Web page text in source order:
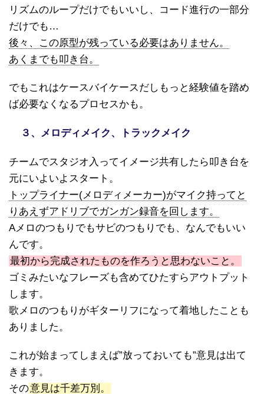
リズムのループだけでもいいし、コード進行の一部分
だけでも…
後々、この原型が残っている必要はありません。
あくまでも叩き台。
でもこれはケースバイケースだしもっと経験値を踏め
ば必要なくなるプロセスかも。
３、メロディメイク、トラックメイク
チームでスタジオ入ってイメージ共有したら叩き台を
元にいよいよスタート。
トップライナー(メロディメーカー)がマイク持ってと
りあえずアドリブでガンガン録音を回します。
Aメロのつもりでもサビのつもりでも、なんでもいい
んです。
最初から完成されたものを作ろうと思わないこと。
ゴミみたいなフレーズも含めてひたすらアウトプット
します。
歌メロのつもりがギターリフになって着地したことも
ありました。
これが始まってしまえば”放っておいても”意見は出て
きます。
その意見は千差万別。